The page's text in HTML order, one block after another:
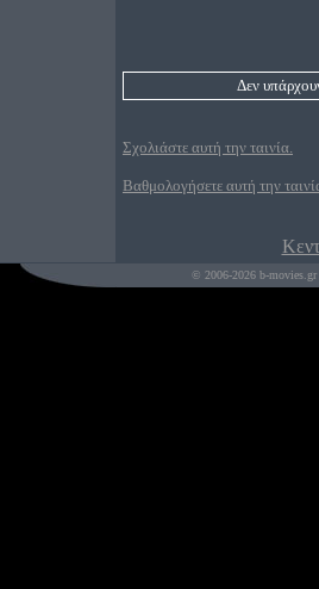
Δεν
Σχολιάστε αυτή την ταινία.
Βαθμολογήσετε αυτή την
© 2006-2026 b-